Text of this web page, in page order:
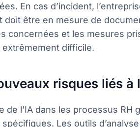
En cas d’incident,
doit être en mesure de
concernées et les mesures
extrêmement difficile.
risques liés
de l’IA dans les processus
Les outils